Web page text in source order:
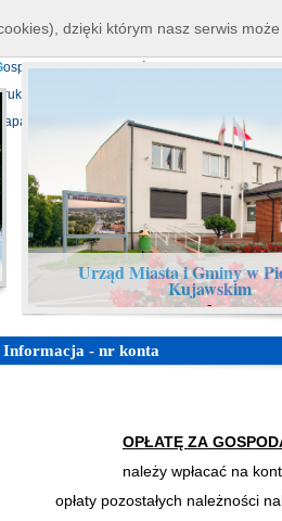
rojekty europejskie undusz Dróg
ospodarka nieruchomościami Echo
ruki do pobrania
Mapa serwisu
Urząd Miasta i Gminy w
Kujawskim
-
Informacja - nr konta
OPŁATĘ ZA
należy wpłacać na
opłaty pozostałych należności
dzięki którym nasz serwis może